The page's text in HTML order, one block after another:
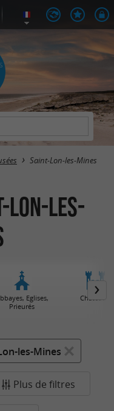
Saint-Lon-les-Mines
Lon-les-
Eglises,
Prieurés
Châteaux
les-Mines
Plus de filtres